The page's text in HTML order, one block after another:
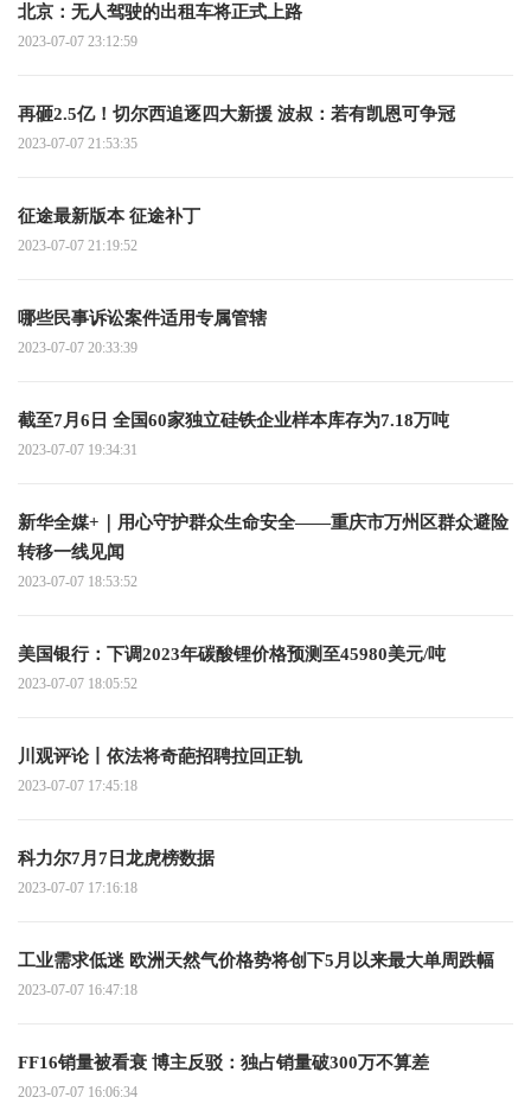
北京：无人驾驶的出租车将正式上路
2023-07-07 23:12:59
再砸2.5亿！切尔西追逐四大新援 波叔：若有凯恩可争冠
2023-07-07 21:53:35
征途最新版本 征途补丁
2023-07-07 21:19:52
哪些民事诉讼案件适用专属管辖
2023-07-07 20:33:39
截至7月6日 全国60家独立硅铁企业样本库存为7.18万吨
2023-07-07 19:34:31
新华全媒+｜用心守护群众生命安全——重庆市万州区群众避险
转移一线见闻
2023-07-07 18:53:52
美国银行：下调2023年碳酸锂价格预测至45980美元/吨
2023-07-07 18:05:52
川观评论丨依法将奇葩招聘拉回正轨
2023-07-07 17:45:18
科力尔7月7日龙虎榜数据
2023-07-07 17:16:18
工业需求低迷 欧洲天然气价格势将创下5月以来最大单周跌幅
2023-07-07 16:47:18
FF16销量被看衰 博主反驳：独占销量破300万不算差
2023-07-07 16:06:34